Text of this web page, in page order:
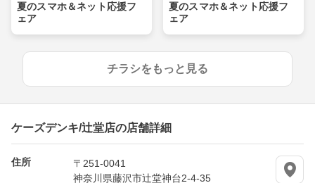
夏のスマホ＆ネット応援フ
ェア
夏のスマホ＆ネット応援フ
ェア
チラシをもっと見る
ケーズデンキ/辻堂店の店舗詳細
住所
〒251-0041
神奈川県藤沢市辻堂神台2-4-35